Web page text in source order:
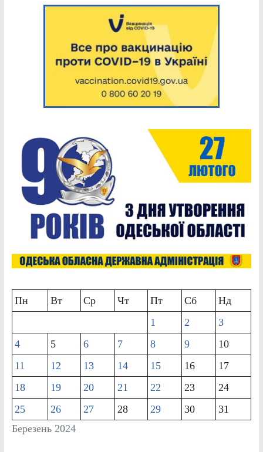
Березень 2024
Пн Вт Ср Чт Пт Сб
Нд
1
2
3
4
5 6 7 8 9
10
11
12 13 14 15 16
17
18
19 20 21 22 23
24
25
26 27 28 29 30 31